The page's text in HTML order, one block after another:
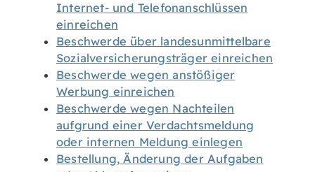
Internet- und Telefonanschlüssen
einreichen
Beschwerde über landesunmittelbare
Sozialversicherungsträger einreichen
Beschwerde wegen anstößiger
Werbung einreichen
Beschwerde wegen Nachteilen
aufgrund einer Verdachtsmeldung
oder internen Meldung einlegen
Bestellung, Änderung der Aufgaben